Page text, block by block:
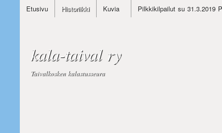
Etusivu Historiikki Kuvia Pilkkikilpailut su 31.3.2019
kala-taival ry
Taivalkosken kalastusseura